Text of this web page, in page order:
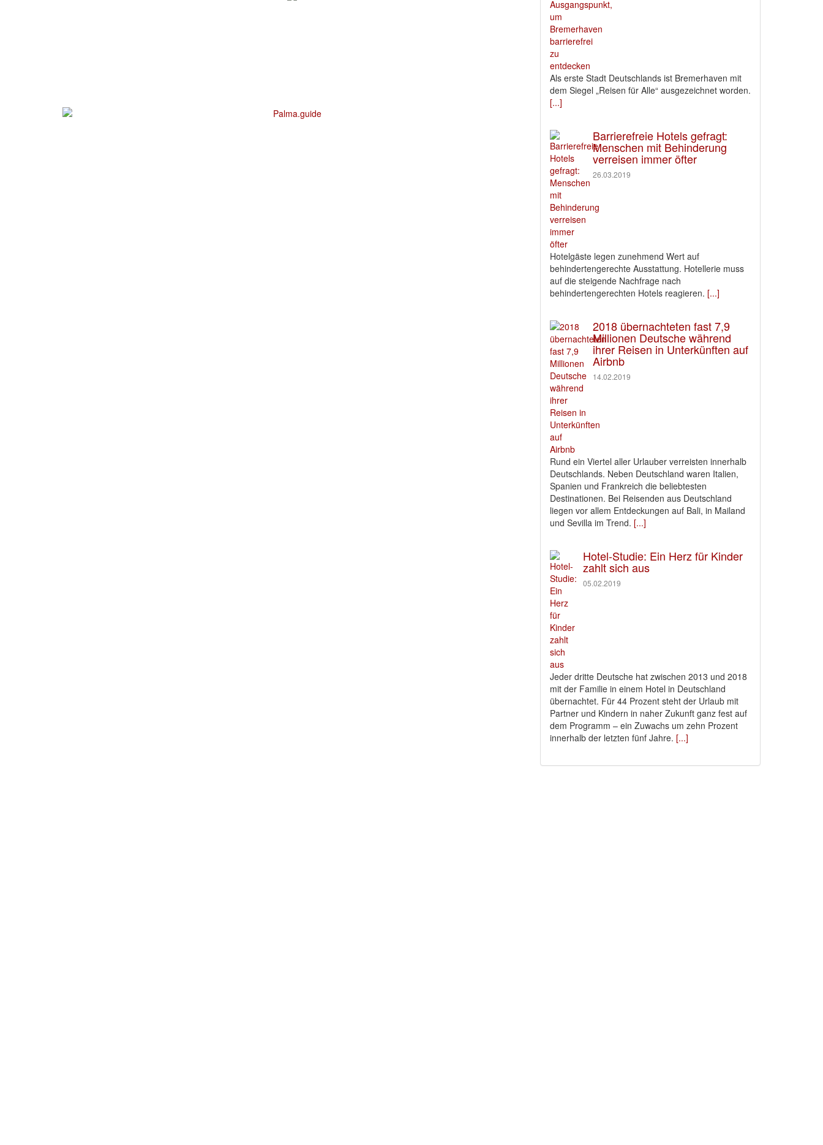
Als erste Stadt Deutschlands ist Bremerhaven mit
dem Siegel „Reisen für Alle“ ausgezeichnet worden.
[...]
Barrierefreie Hotels gefragt:
Menschen mit Behinderung
verreisen immer öfter
26.03.2019
Hotelgäste legen zunehmend Wert auf
behindertengerechte Ausstattung. Hotellerie muss
auf die steigende Nachfrage nach
behindertengerechten Hotels reagieren. [...]
2018 übernachteten fast 7,9
Millionen Deutsche während
ihrer Reisen in Unterkünften auf
Airbnb
14.02.2019
Rund ein Viertel aller Urlauber verreisten innerhalb
Deutschlands. Neben Deutschland waren Italien,
Spanien und Frankreich die beliebtesten
Destinationen. Bei Reisenden aus Deutschland
liegen vor allem Entdeckungen auf Bali, in Mailand
und Sevilla im Trend. [...]
Hotel-Studie: Ein Herz für Kinder
zahlt sich aus
05.02.2019
Jeder dritte Deutsche hat zwischen 2013 und 2018
mit der Familie in einem Hotel in Deutschland
übernachtet. Für 44 Prozent steht der Urlaub mit
Partner und Kindern in naher Zukunft ganz fest auf
dem Programm – ein Zuwachs um zehn Prozent
innerhalb der letzten fünf Jahre. [...]